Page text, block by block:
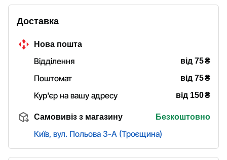
Доставка
Нова пошта
Відділення від 75₴
Поштомат
від 75₴
Кур'єр на вашу адресу
від 150₴
Самовивіз з магазину Безкоштовно
Київ, вул. Польова 3-А (Троєщина)